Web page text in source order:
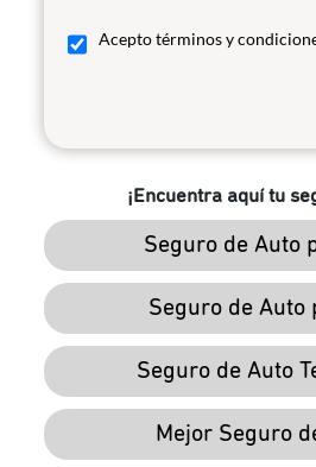
Acepto términos y
¡Encuentra aquí tu
Seguro de Auto
Seguro de Auto
Seguro de Auto
Mejor Seguro